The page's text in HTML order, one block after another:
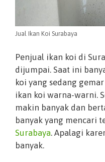
Jual Ikan Koi Surabaya
Penjual ikan koi di
dijumpai. Saat ini
koi yang sedang
ikan koi warna-warni.
makin banyak dan
banyak yang mencari
Surabaya. Apalagi
banyak.